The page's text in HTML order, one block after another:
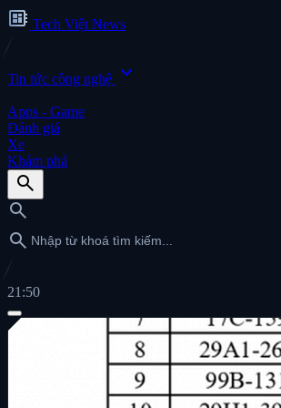
developer_board Tech Việt News
Tin tức công nghệ expand_more
Apps - Game
Đánh giá
Xe
Khám phá
search
search
search
21:50